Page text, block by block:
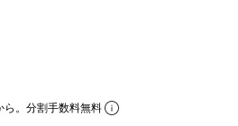
ら。分割手数料無料